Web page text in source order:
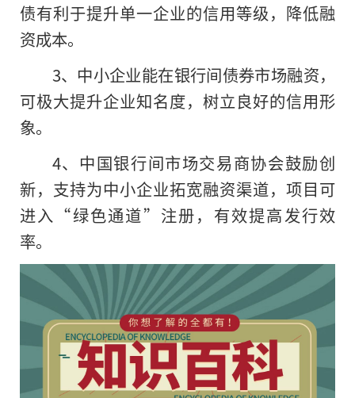
债有利于提升单一企业的信用等级，降低融
资成本。
3、中小企业能在银行间债券市场融资，
可极大提升企业知名度，树立良好的信用形
象。
4、中国银行间市场交易商协会鼓励创
新，支持为中小企业拓宽融资渠道，项目可
进入“绿色通道”注册，有效提高发行效
率。